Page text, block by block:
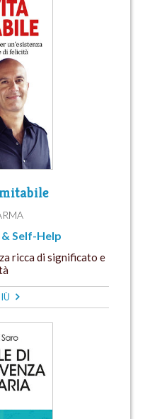
Self-Help
ricca di significato e